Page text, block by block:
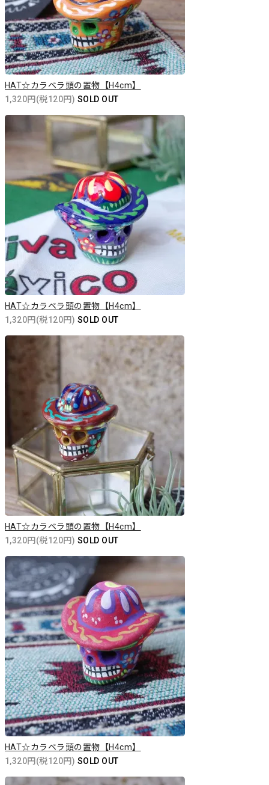
HAT☆カラベラ頭の置物【H4cm】
1,320円(税120円) SOLD OUT
HAT☆カラベラ頭の置物【H4cm】
1,320円(税120円) SOLD OUT
HAT☆カラベラ頭の置物【H4cm】
1,320円(税120円) SOLD OUT
HAT☆カラベラ頭の置物【H4cm】
1,320円(税120円) SOLD OUT